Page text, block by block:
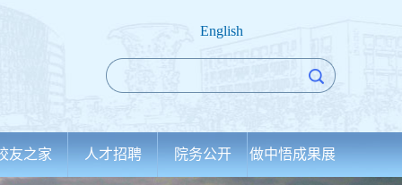
English
友之家 人才招聘 院务公开 做中悟成果展